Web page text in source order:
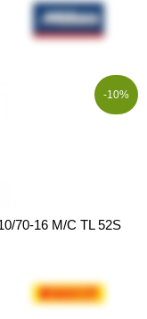
-10%
70-16 M/C TL 52S